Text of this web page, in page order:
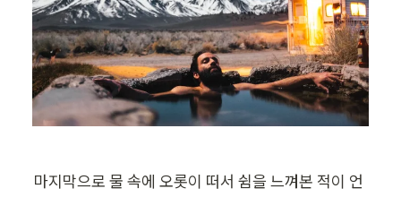
마지막으로 물 속에 오롯이 떠서 쉼을 느껴본 적이 언